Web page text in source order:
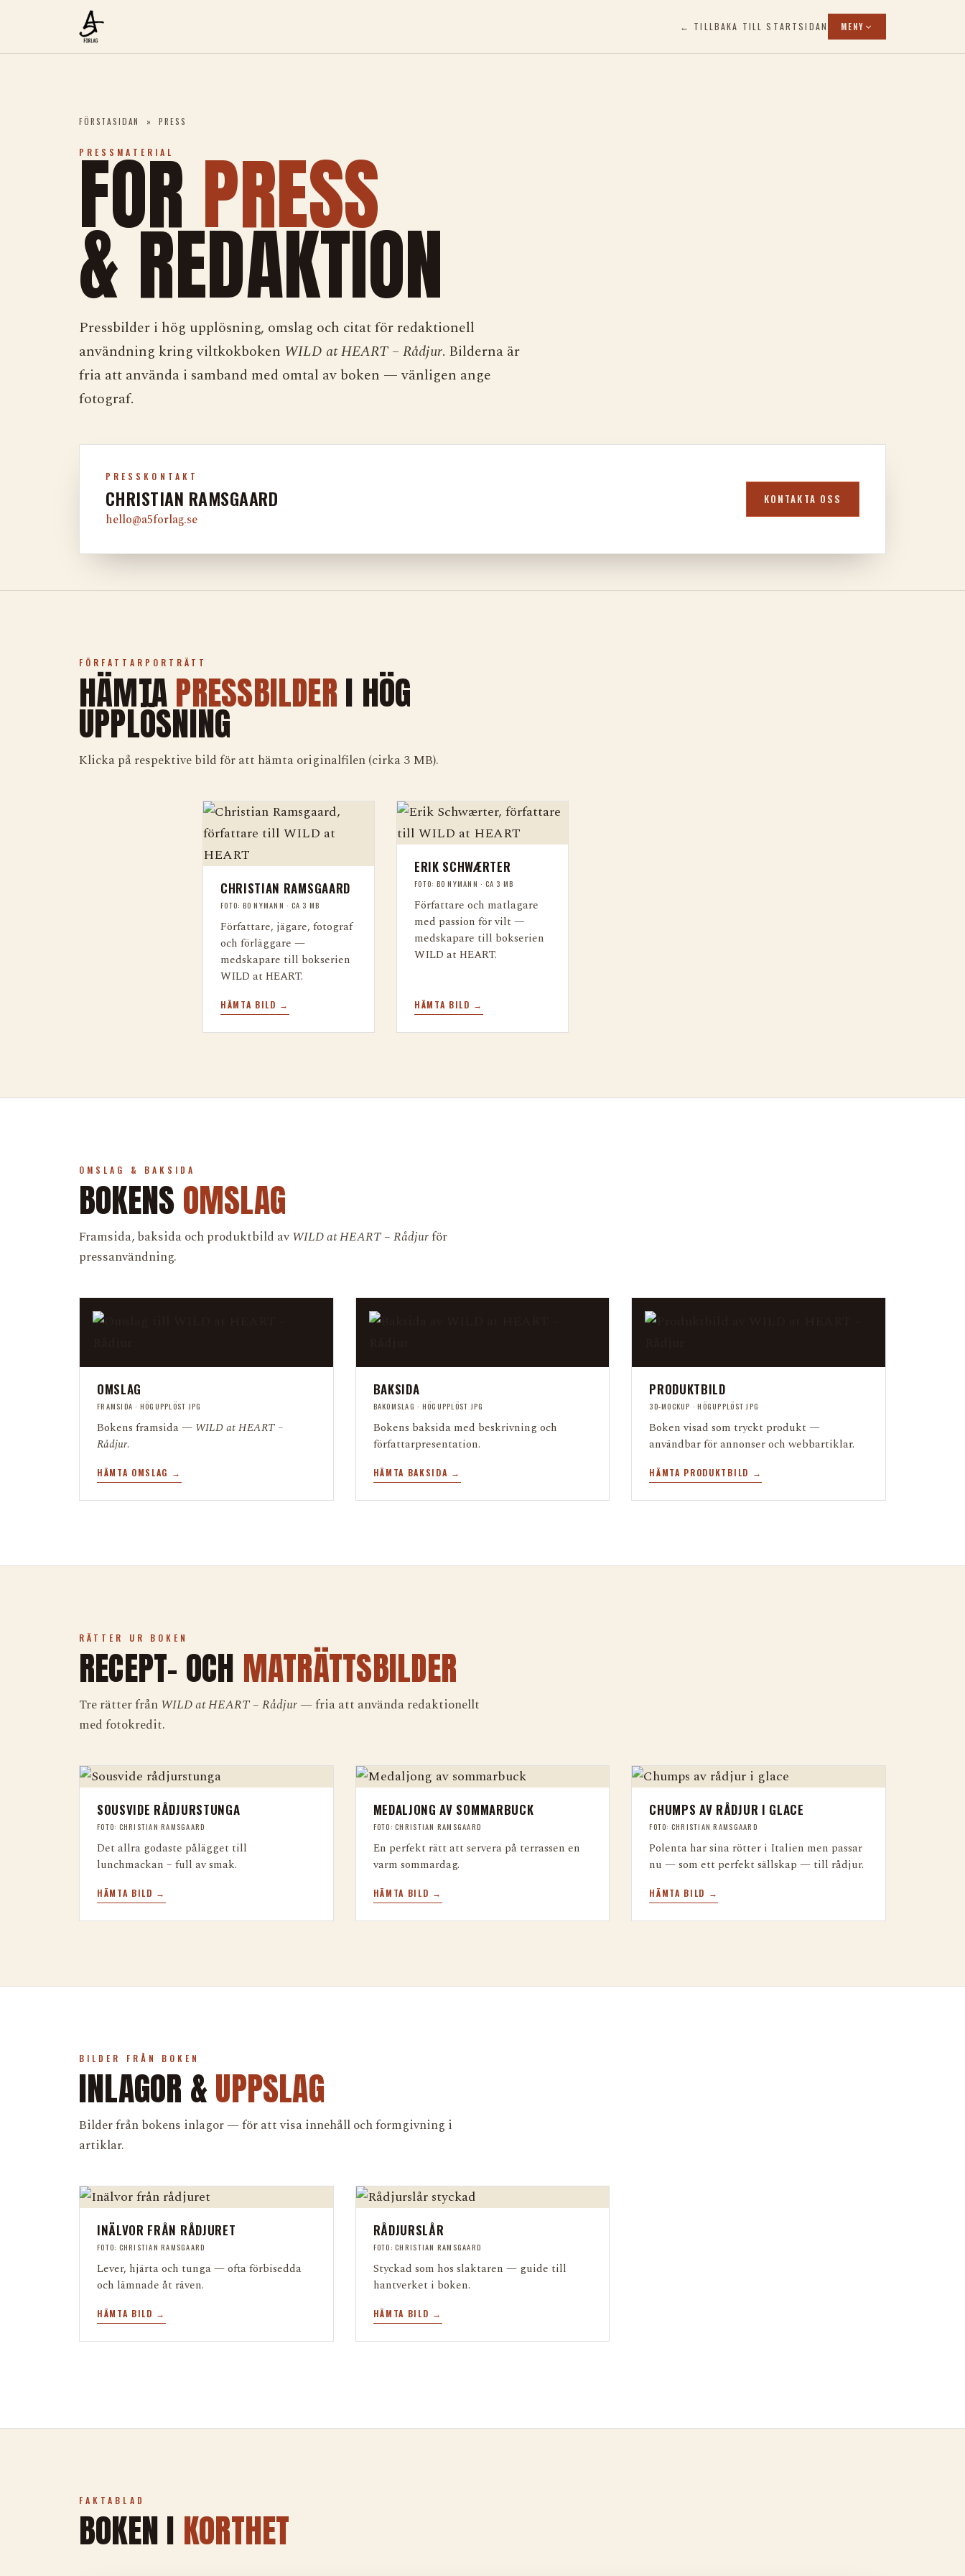
← TILLBAKA TILL STARTSIDAN MENY
FÖRSTASIDAN » PRESS
PRESSMATERIAL
FORPRESS
& REDAKTION
Pressbilder i hög upplösning, omslag och citat för redaktionell
användning kring viltkokboken WILD at HEART – Rådjur. Bilderna är
fria att använda i samband med omtal av boken — vänligen ange
fotograf.
PRESSKONTAKT
CHRISTIAN RAMSGAARD
hello@a5forlag.se
KONTAKTA OSS
FÖRFATTARPORTRÄTT
HÄMTAPRESSBILDERI HÖG
UPPLÖSNING
Klicka på respektive bild för att hämta originalfilen (cirka 3 MB).
CHRISTIAN RAMSGAARD
FOTO: BO NYMANN · CA 3 MB
Författare, jägare, fotograf
och förläggare —
medskapare till bokserien
WILD at HEART.
HÄMTA BILD →
ERIK SCHWÆRTER
FOTO: BO NYMANN · CA 3 MB
Författare och matlagare
med passion för vilt —
medskapare till bokserien
WILD at HEART.
HÄMTA BILD →
OMSLAG & BAKSIDA
BOKENSOMSLAG
Framsida, baksida och produktbild avWILD at HEART – Rådjurför
pressanvändning.
OMSLAG
FRAMSIDA · HÖGUPPLÖST JPG
Bokens framsida — WILD at HEART –
Rådjur.
HÄMTA OMSLAG →
BAKSIDA
BAKOMSLAG · HÖGUPPLÖST JPG
Bokens baksida med beskrivning och
författarpresentation.
HÄMTA BAKSIDA →
PRODUKTBILD
3D-MOCKUP · HÖGUPPLÖST JPG
Boken visad som tryckt produkt —
användbar för annonser och webbartiklar.
HÄMTA PRODUKTBILD →
RÄTTER UR BOKEN
RECEPT- OCH MATRÄTTSBILDER
Tre rätter frånWILD at HEART – Rådjur— fria att använda redaktionellt
med fotokredit.
SOUSVIDE RÅDJURSTUNGA
FOTO: CHRISTIAN RAMSGAARD
Det allra godaste pålägget till
lunchmackan – full av smak.
HÄMTA BILD →
MEDALJONG AV SOMMARBUCK
FOTO: CHRISTIAN RAMSGAARD
En perfekt rätt att servera på terrassen en
varm sommardag.
HÄMTA BILD →
CHUMPS AV RÅDJUR I GLACE
FOTO: CHRISTIAN RAMSGAARD
Polenta har sina rötter i Italien men passar
nu — som ett perfekt sällskap — till rådjur.
HÄMTA BILD →
BILDER FRÅN BOKEN
INLAGOR &UPPSLAG
Bilder från bokens inlagor — för att visa innehåll och formgivning i
artiklar.
INÄLVOR FRÅN RÅDJURET
FOTO: CHRISTIAN RAMSGAARD
Lever, hjärta och tunga — ofta förbisedda
och lämnade åt räven.
HÄMTA BILD →
RÅDJURSLÅR
FOTO: CHRISTIAN RAMSGAARD
Styckad som hos slaktaren — guide till
hantverket i boken.
HÄMTA BILD →
FAKTABLAD
BOKEN I KORTHET